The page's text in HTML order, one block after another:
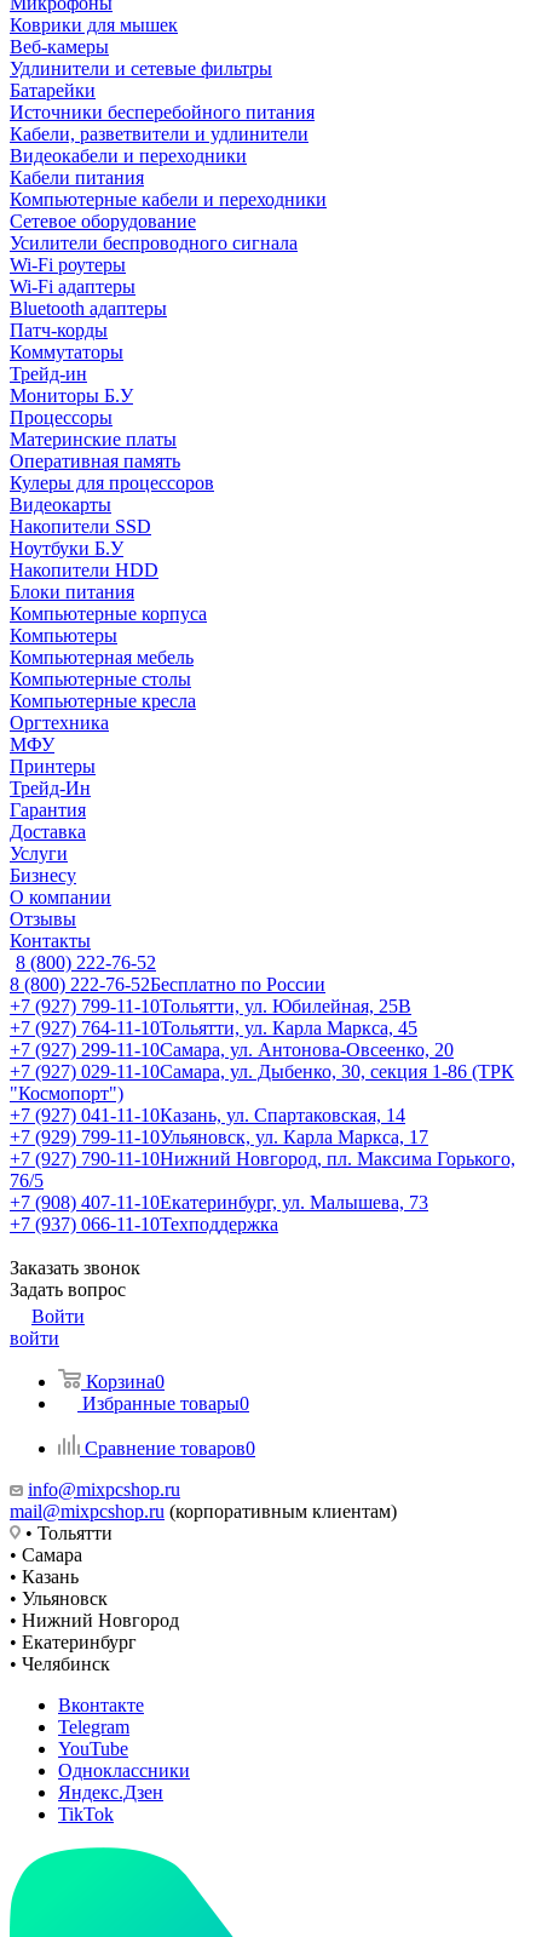
Коврики для мышек
Веб-камеры
Удлинители и сетевые фильтры
Батарейки
Источники бесперебойного питания
Кабели, разветвители и удлинители
Видеокабели и переходники
Кабели питания
Компьютерные кабели и переходники
Сетевое оборудование
Усилители беспроводного сигнала
Wi-Fi роутеры
Wi-Fi адаптеры
Bluetooth адаптеры
Патч-корды
Коммутаторы
Трейд-ин
Мониторы Б.У
Процессоры
Материнские платы
Оперативная память
Кулеры для процессоров
Видеокарты
Накопители SSD
Ноутбуки Б.У
Накопители HDD
Блоки питания
Компьютерные корпуса
Компьютеры
Компьютерная мебель
Компьютерные столы
Компьютерные кресла
Оргтехника
МФУ
Принтеры
Трейд-Ин
Гарантия
Доставка
Услуги
Бизнесу
О компании
Отзывы
Контакты
8 (800) 222-76-52
8 (800) 222-76-52Бесплатно по России
+7 (927) 799-11-10Тольятти, ул. Юбилейная, 25В
+7 (927) 764-11-10Тольятти, ул. Карла Маркса, 45
+7 (927) 299-11-10Самара, ул. Антонова-Овсеенко, 20
+7 (927) 029-11-10Самара, ул. Дыбенко, 30, секция 1-86 (ТРК
"Космопорт")
+7 (927) 041-11-10Казань, ул. Спартаковская, 14
+7 (929) 799-11-10Ульяновск, ул. Карла Маркса, 17
+7 (927) 790-11-10Нижний Новгород, пл. Максима Горького,
76/5
+7 (908) 407-11-10Екатеринбург, ул. Малышева, 73
+7 (937) 066-11-10Техподдержка
Заказать звонок
Задать вопрос
Войти
войти
Корзина0
Избранные товары0
Сравнение товаров0
info@mixpcshop.ru
mail@mixpcshop.ru (корпоративным клиентам)
• Тольятти
• Самара
• Казань
• Ульяновск
• Нижний Новгород
• Екатеринбург
• Челябинск
Вконтакте
Telegram
YouTube
Одноклассники
Яндекс.Дзен
TikTok